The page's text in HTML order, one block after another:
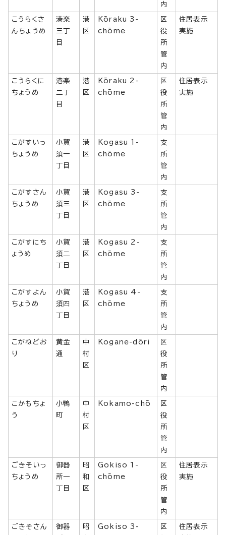
内
こうらくさ
んちょうめ
港楽
三丁
目
港
区
Kōraku 3-
chōme
区
役
所
管
内
住居表示
実施
こうらくに
ちょうめ
港楽
二丁
目
港
区
Kōraku 2-
chōme
区
役
所
管
内
住居表示
実施
こがすいっ
ちょうめ
小賀
須一
丁目
港
区
Kogasu 1-
chōme
支
所
管
内
こがすさん
ちょうめ
小賀
須三
丁目
港
区
Kogasu 3-
chōme
支
所
管
内
こがすにち
ょうめ
小賀
須二
丁目
港
区
Kogasu 2-
chōme
支
所
管
内
こがすよん
ちょうめ
小賀
須四
丁目
港
区
Kogasu 4-
chōme
支
所
管
内
こがねどお
り
黄金
通
中
村
区
Kogane-dōri
区
役
所
管
内
こかもちょ
う
小鴨
町
中
村
区
Kokamo-chō
区
役
所
管
内
ごきそいっ
ちょうめ
御器
所一
丁目
昭
和
区
Gokiso 1-
chōme
区
役
所
管
内
住居表示
実施
ごきそさん
御器
昭
Gokiso 3-
区
住居表示